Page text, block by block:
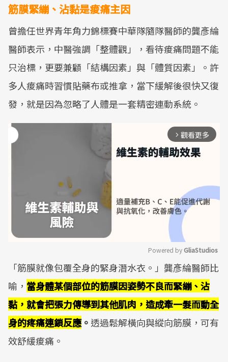
筋膜緊繃、沾黏是痠痛主因
曾擔任世界青年角力錦標賽中華隊隨隊醫師的龔彥綸
醫師表示，中醫強調「整體觀」，看待痠痛問題不能
只治標，更要兼顧「結構因素」與「體質因素」。許
多人痠痛時習慣貼藥布或推拿，當下緩解後很快又復
發，就是因為忽略了人體是一套精密連動系統。
arrow_forward_ios 觀看更多
Mute
Powered by GliaStudios
「筋膜就像包覆全身的緊身潛水衣。」龔彥綸醫師比
喻， 當身體某個部位的筋膜因姿勢不良而緊繃、沾
黏，就會把張力傳導到其他肌肉，造成牽一髮而動全
身的疼痛連鎖反應。 透過鬆解橫向與縱向筋膜，可有
效舒緩痠痛。